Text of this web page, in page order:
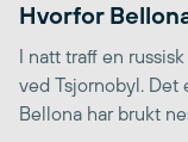
Hvorfor
I natt traff en
ved Tsjornobyl. Det
Bellona har brukt